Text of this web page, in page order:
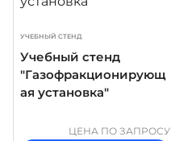
УЧЕБНЫЙ СТЕНД
Учебный стенд
"Газофракционирующ
ая установка"
ЦЕНА ПО ЗАПРОСУ